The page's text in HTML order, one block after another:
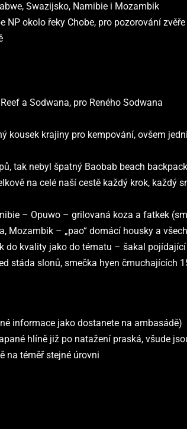
Swazijsko, Namibie i Mozambik
NP okolo řeky Chobe, pro pozorování
a Sodwana, pro Reného Sodwana
kousek krajiny pro kempování, ovšem
tak nebyl špatný Baobab beach
na celé naší cestě každý krok, každý
– Opuwo – grilovaná koza a fatkek
– „pao“ domácí housky a
do kvality jako do tématu – šakal
stáda slonů, smečka hyen čmuchajících
informace jako dostanete na ambasádě)
hlíně již po natažení praská, všude
na téměř stejné úrovni